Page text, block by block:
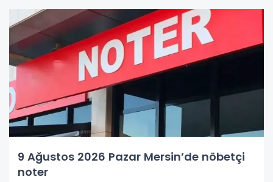
9 Ağustos 2026 Pazar Mersin’de nöbetçi
noter